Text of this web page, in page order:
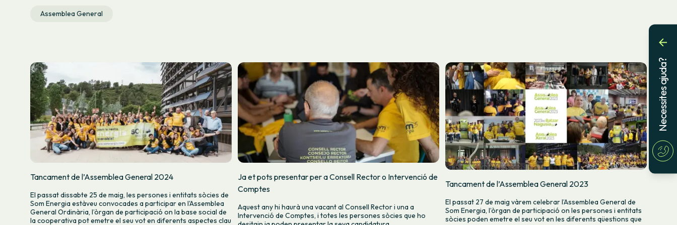
Assemblea General
Tancament de l’Assemblea General 2024
El passat dissabte 25 de maig, les persones i entitats sòcies de
Som Energia estàveu convocades a participar en l'Assemblea
General Ordinària, l’òrgan de participació on la base social de
la cooperativa pot emetre el seu vot en diferents aspectes clau
Ja et pots presentar per a Consell Rector o Intervenció de
Comptes
Aquest any hi haurà una vacant al Consell Rector i una a
Intervenció de Comptes, i totes les persones sòcies que ho
Tancament de l’Assemblea General 2023
El passat 27 de maig vàrem celebrar l’Assemblea General de
Som Energia, l’òrgan de participació on les persones i entitats
sòcies poden emetre el seu vot en les diferents qüestions que
Necessites ajuda?